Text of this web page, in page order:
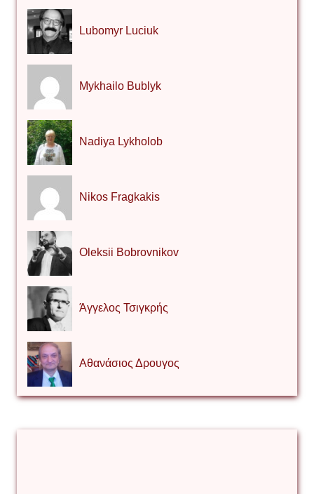
Lubomyr Luciuk
Mykhailo Bublyk
Nadiya Lykholob
Nikos Fragkakis
Oleksii Bobrovnikov
Άγγελος Τσιγκρής
Αθανάσιος Δρουγος